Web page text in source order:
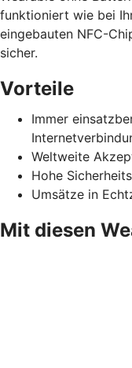
funktioniert wie bei
eingebauten NFC-
sicher.
Vorteile
Immer
Weltweite
Hohe
Umsätze in
Mit diesen